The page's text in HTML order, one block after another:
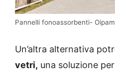
Pannelli fonoassorbenti-
Un’altra alternativa
vetri, una soluzione